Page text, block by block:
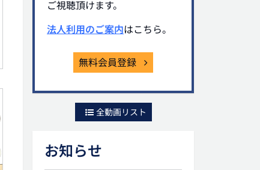
ご視聴頂けます。
法人利用のご案内はこちら。
無料会員登録
全動画リスト
お知らせ